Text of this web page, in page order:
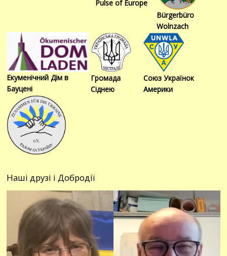
Pulse of Europe
Bürgerbüro
Wolnzach
Екуменічний Дім в
Бауцені
Громада
Сіднею
Союз Українок
Америки
Наші друзі і Добродії